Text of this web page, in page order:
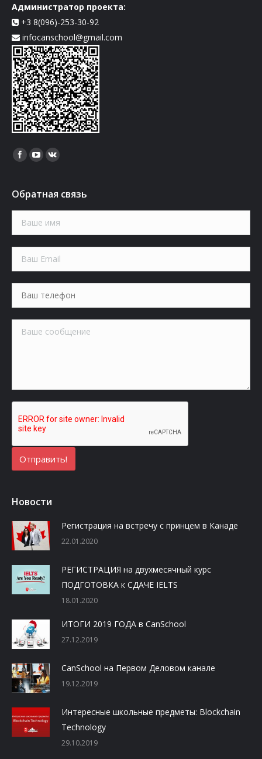
Администратор проекта:
+3 8(096)-253-30-92
infocanschool@gmail.com
Найдите нас:
Обратная связь
Новости
Регистрация на встречу с принцем в Канаде
22.01.2020
РЕГИСТРАЦИЯ на двухмесячный курс
ПОДГОТОВКА к СДАЧЕ IELTS
18.01.2020
ИТОГИ 2019 ГОДА в CanSchool
27.12.2019
CanSchool на Первом Деловом канале
19.12.2019
Интересные школьные предметы: Blockchain
Technology
29.10.2019